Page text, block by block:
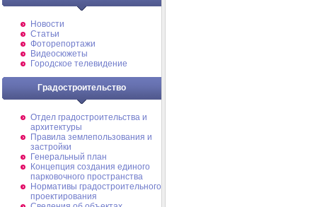
Новости
Статьи
Фоторепортажи
Видеосюжеты
Городское телевидение
Градостроительство
Отдел градостроительства и
архитектуры
Правила землепользования и
застройки
Генеральный план
Концепция создания единого
парковочного пространства
Нормативы градостроительного
проектирования